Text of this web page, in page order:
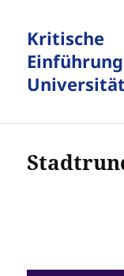
Kritische